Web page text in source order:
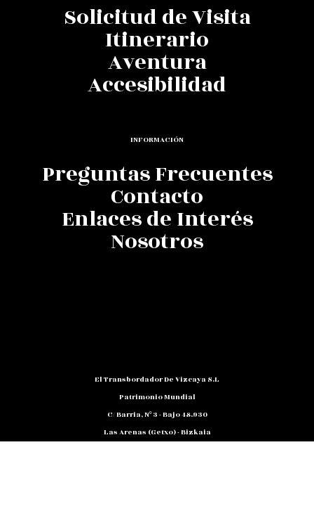
Solicitud de Visita
Itinerario
Aventura
Accesibilidad
INFORMACIÓN
Preguntas Frecuentes
Contacto
Enlaces de Interés
Nosotros
El Transbordador De Vizcaya S.L
Patrimonio Mundial
C/ Barria, Nº 3 - Bajo 48.930
Las Arenas (Getxo) - Bizkaia